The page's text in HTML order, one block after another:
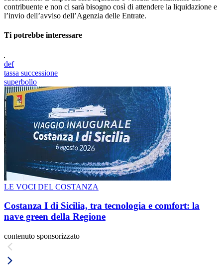
contribuente e non ci sarà bisogno così di attendere la liquidazione e
l’invio dell’avviso dell’Agenzia delle Entrate.
Ti potrebbe interessare
def
tassa successione
superbollo
LE VOCI DEL COSTANZA
Costanza I di Sicilia, tra tecnologia e comfort: la
nave green della Regione
contenuto sponsorizzato